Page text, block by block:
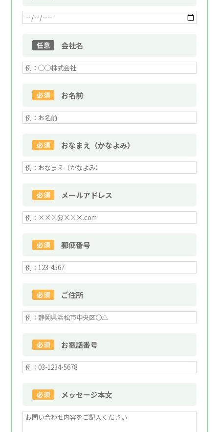
任意 会社名
必須 お名前
必須 おなまえ（かなよみ）
必須 メールアドレス
必須 郵便番号
必須 ご住所
必須 お電話番号
必須 メッセージ本文